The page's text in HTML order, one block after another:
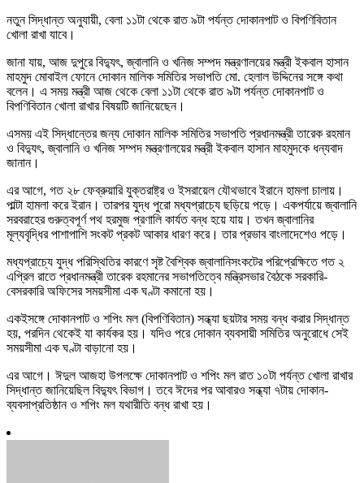
নতুন সিদ্ধান্ত অনুযায়ী, বেলা ১১টা থেকে রাত ৯টা পর্যন্ত দোকানপাট ও বিপণিবিতান
খোলা রাখা যাবে।
জানা যায়, আজ দুপুরে বিদ্যুৎ, জ্বালানি ও খনিজ সম্পদ মন্ত্রণালয়ের মন্ত্রী ইকবাল হাসান
মাহমুদ মোবাইল ফোনে দোকান মালিক সমিতির সভাপতি মো. হেলাল উদ্দিনের সঙ্গে কথা
বলেন। এ সময় মন্ত্রী আজ থেকে বেলা ১১টা থেকে রাত ৯টা পর্যন্ত দোকানপাট ও
বিপণিবিতান খোলা রাখার বিষয়টি জানিয়েছেন।
এসময় এই সিদ্ধান্তের জন্য দোকান মালিক সমিতির সভাপতি প্রধানমন্ত্রী তারেক রহমান
ও বিদ্যুৎ, জ্বালানি ও খনিজ সম্পদ মন্ত্রণালয়ের মন্ত্রী ইকবাল হাসান মাহমুদকে ধন্যবাদ
জানান।
এর আগে, গত ২৮ ফেব্রুয়ারি যুক্তরাষ্ট্র ও ইসরায়েল যৌথভাবে ইরানে হামলা চালায়।
পাল্টা হামলা করে ইরান। তারপর যুদ্ধ পুরো মধ্যপ্রাচ্যে ছড়িয়ে পড়ে। একপর্যায়ে জ্বালানি
সরবরাহের গুরুত্বপূর্ণ পথ হরমুজ প্রণালি কার্যত বন্ধ হয়ে যায়। তখন জ্বালানির
মূল্যবৃদ্ধির পাশাপাশি সংকট প্রকট আকার ধারণ করে। তার প্রভাব বাংলাদেশেও পড়ে।
মধ্যপ্রাচ্যে যুদ্ধ পরিস্থিতির কারণে সৃষ্ট বৈশ্বিক জ্বালানিসংকটের পরিপ্রেক্ষিতে গত ২
এপ্রিল রাতে প্রধানমন্ত্রী তারেক রহমানের সভাপতিত্বে মন্ত্রিসভার বৈঠকে সরকারি-
বেসরকারি অফিসের সময়সীমা এক ঘণ্টা কমানো হয়।
একইসঙ্গে দোকানপাট ও শপিং মল (বিপণিবিতান) সন্ধ্যা ছয়টার সময় বন্ধ করার সিদ্ধান্ত
হয়, পরদিন থেকেই যা কার্যকর হয়। যদিও পরে দোকান ব্যবসায়ী সমিতির অনুরোধে সেই
সময়সীমা এক ঘণ্টা বাড়ানো হয়।
এর আগে। ঈদুল আজহা উপলক্ষে দোকানপাট ও শপিং মল রাত ১০টা পর্যন্ত খোলা রাখার
সিদ্ধান্ত জানিয়েছিল বিদ্যুৎ বিভাগ। তবে ঈদের পর আবারও সন্ধ্যা ৭টায় দোকান-
ব্যবসাপ্রতিষ্ঠান ও শপিং মল যথারীতি বন্ধ রাখা হয়।